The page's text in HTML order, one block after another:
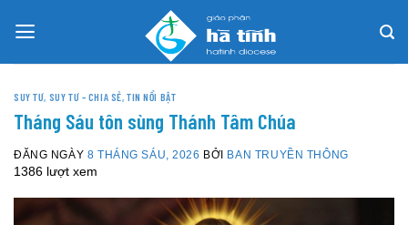
SUY TƯ, SUY TƯ – CHIA SẺ,TIN NỔI BẬT
Tháng Sáu tôn sùng Thánh Tâm Chúa
ĐĂNG NGÀY 8 THÁNG SÁU, 2026 BỞI BAN TRUYỀN THÔNG
1386 lượt xem